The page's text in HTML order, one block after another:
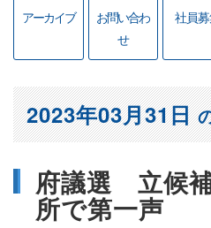
アーカイブ
お問い合わ
せ
社員
府議選 立候
所で第一声
2023年03月31日